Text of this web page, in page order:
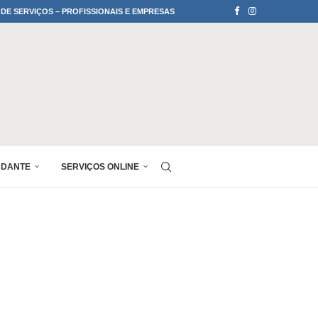
SERVIÇOS – PROFISSIONAIS E EMPRESAS
SERVIÇOS ONLINE